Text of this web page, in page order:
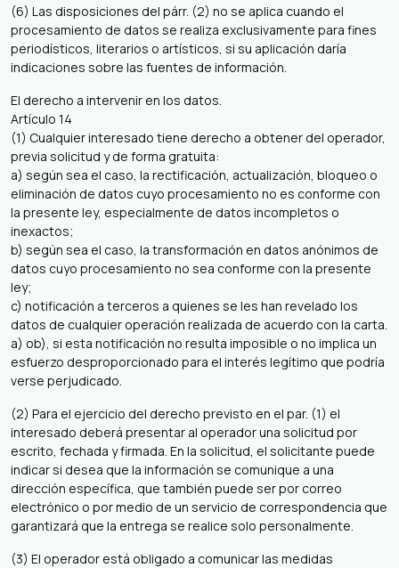
(6) Las disposiciones del párr. (2) no se aplica cuando el
procesamiento de datos se realiza exclusivamente para fines
periodísticos, literarios o artísticos, si su aplicación daría
indicaciones sobre las fuentes de información.
El derecho a intervenir en los datos.
Artículo 14
(1) Cualquier interesado tiene derecho a obtener del operador,
previa solicitud y de forma gratuita:
a) según sea el caso, la rectificación, actualización, bloqueo o
eliminación de datos cuyo procesamiento no es conforme con
la presente ley, especialmente de datos incompletos o
inexactos;
b) según sea el caso, la transformación en datos anónimos de
datos cuyo procesamiento no sea conforme con la presente
ley;
c) notificación a terceros a quienes se les han revelado los
datos de cualquier operación realizada de acuerdo con la carta.
a) ob), si esta notificación no resulta imposible o no implica un
esfuerzo desproporcionado para el interés legítimo que podría
verse perjudicado.
(2) Para el ejercicio del derecho previsto en el par. (1) el
interesado deberá presentar al operador una solicitud por
escrito, fechada y firmada. En la solicitud, el solicitante puede
indicar si desea que la información se comunique a una
dirección específica, que también puede ser por correo
electrónico o por medio de un servicio de correspondencia que
garantizará que la entrega se realice solo personalmente.
(3) El operador está obligado a comunicar las medidas